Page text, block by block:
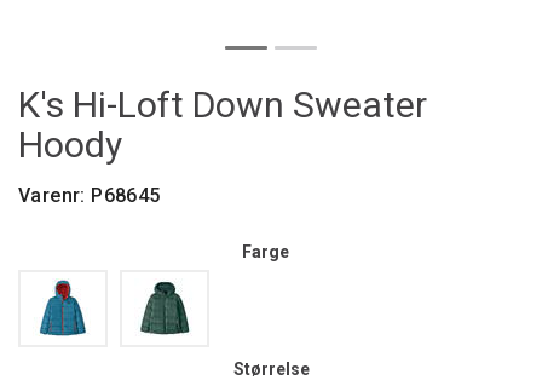
K's Hi-Loft Down Sweater
Hoody
Varenr: P68645
Farge
Størrelse